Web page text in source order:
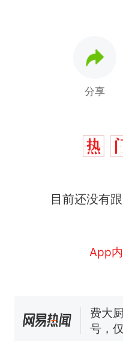
分享
目前还没有
App
人生
新 搬
协会
台风"
力已